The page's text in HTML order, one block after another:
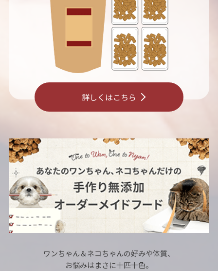
詳しくはこちら
ワンちゃん＆ネコちゃんの好みや体質、
お悩みはまさに十匹十色。